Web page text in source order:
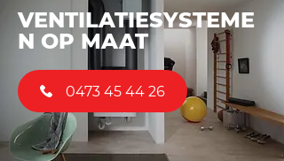
VENTILATIESYSTEME
N OP MAAT
0473 45 44 26